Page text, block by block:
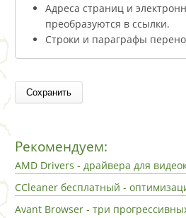
Адреса страниц и
преобразуются в ссылки.
Строки и параграфы
Рекомендуем:
AMD Drivers - драйвера для
CCleaner бесплатный -
Avant Browser - три